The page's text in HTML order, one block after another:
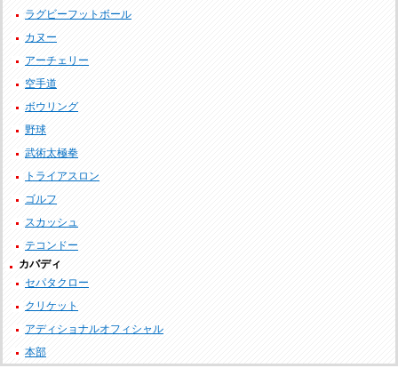
ラグビーフットボール
カヌー
アーチェリー
空手道
ボウリング
野球
武術太極拳
トライアスロン
ゴルフ
スカッシュ
テコンドー
カバディ
セパタクロー
クリケット
アディショナルオフィシャル
本部